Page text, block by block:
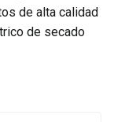
de alta calidad
de secado